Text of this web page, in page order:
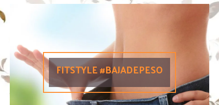
FITSTYLE #BAJADEPESO